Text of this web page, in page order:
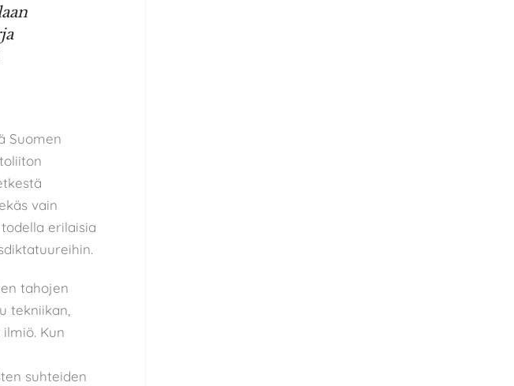
Suomen
vain
todella erilaisia
tahojen
tekniikan,
Kun
suhteiden